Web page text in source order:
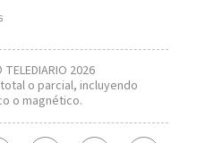
TELEDIARIO 2026
o parcial, incluyendo
o magnético.